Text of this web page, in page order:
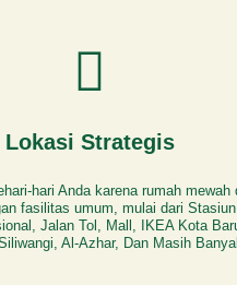
Lokasi Strategis
hari Anda karena rumah mewah
fasilitas umum, mulai dari Stasiun
Jalan Tol, Mall, IKEA Kota
Al-Azhar, Dan Masih